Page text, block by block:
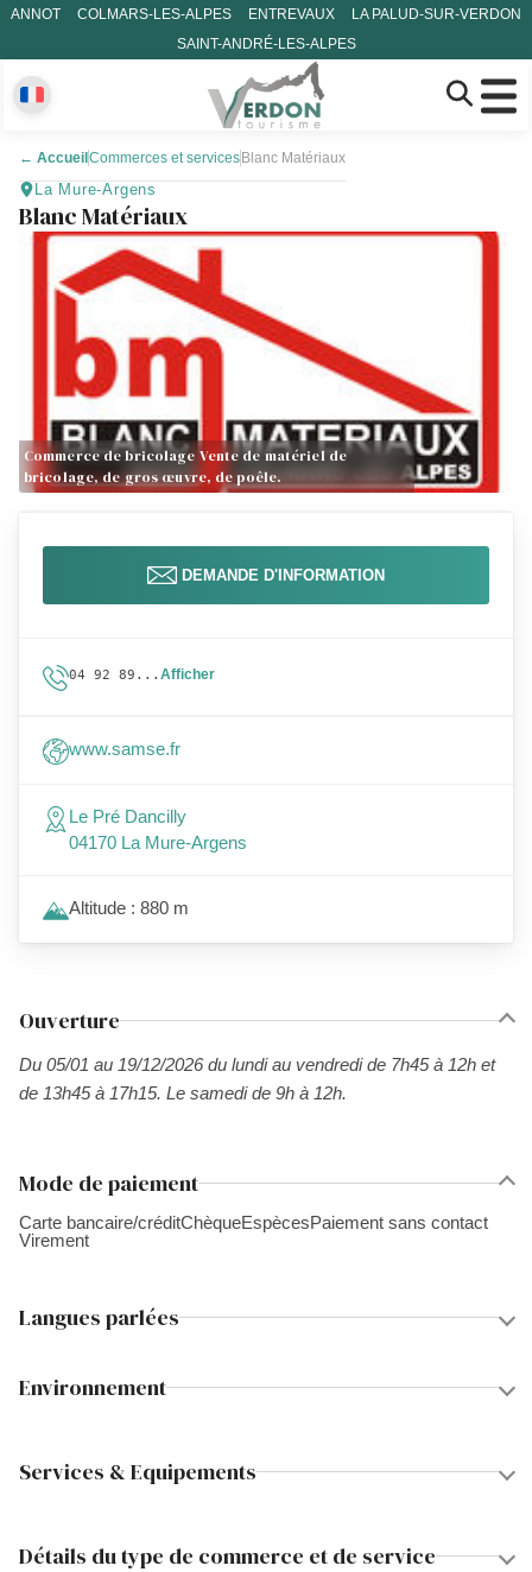
ANNOT COLMARS-LES-ALPES ENTREVAUX
LA PALUD-SUR-VERDON
SAINT-ANDRÉ-LES-ALPES
← Accueil Commerces et services Blanc Matériaux
La Mure-Argens
Blanc Matériaux
Commerce de bricolage Vente de matériel de
bricolage, de gros œuvre, de poêle.
Ouverture
Du 05/01 au 19/12/2026 du lundi au vendredi de 7h45 à 12h et
de 13h45 à 17h15. Le samedi de 9h à 12h.
Mode de paiement
Carte bancaire/créditChèqueEspècesPaiement sans contact
Virement
Langues parlées
Environnement
Services & Equipements
Détails du type de commerce et de service
DEMANDE D'INFORMATION
04 92 89... Afficher
www.samse.fr
Le Pré Dancilly
04170 La Mure-Argens
Altitude : 880 m